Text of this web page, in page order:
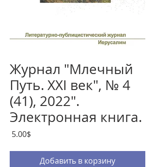
Журнал "Млечный
Путь. XXI век", № 4
(41), 2022".
Электронная книга.
‏5.00 ‏$
Добавить в корзину